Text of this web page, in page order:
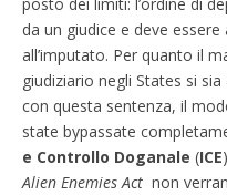
posto dei limiti: l’ordine di
da un giudice e deve
all’imputato. Per quanto il
giudiziario negli States si
con questa sentenza, il
state bypassate
e Controllo Doganale (ICE
Alien Enemies Act non